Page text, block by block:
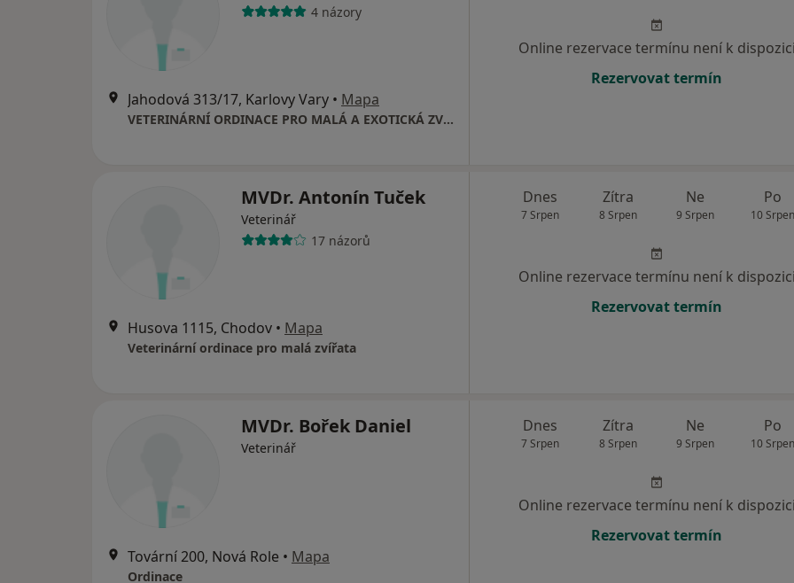
4 názory
Jahodová 313/17, Karlovy Vary • Mapa
VETERINÁRNÍ ORDINACE PRO MALÁ A EXOTICKÁ ZVÍŘATA
Online rezervace termínu není k dispozici
Rezervovat termín
MVDr. Antonín Tuček
Veterinář
17 názorů
Husova 1115, Chodov • Mapa
Veterinární ordinace pro malá zvířata
Dnes
7 Srpen
Zítra
8 Srpen
Ne
9 Srpen
Po
10 Srpen
Online rezervace termínu není k dispozici
Rezervovat termín
MVDr. Bořek Daniel
Veterinář
Tovární 200, Nová Role • Mapa
Ordinace
Dnes
7 Srpen
Zítra
8 Srpen
Ne
9 Srpen
Po
10 Srpen
Online rezervace termínu není k dispozici
Rezervovat termín